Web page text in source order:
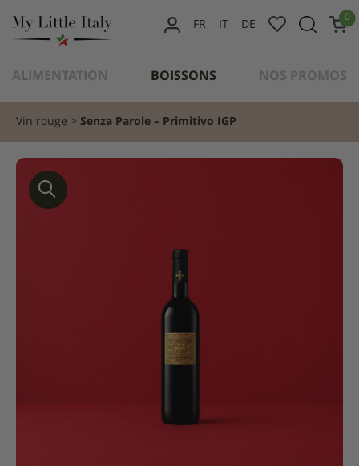
ALIMENTATION BOISSONS NOS PROMOS
FR DE
0
Vin rouge Senza Parole – Primitivo IGP